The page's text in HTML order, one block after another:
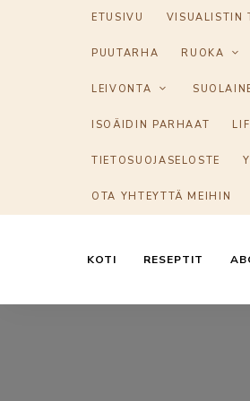
ETUSIVU VISUALISTIN
PUUTARHA RUOKA
LEIVONTA
ISOÄIDIN PARHAAT
TIETOSUOJASELOSTE
OTA YHTEYTTÄ MEIHIN
KOTI RESEPTIT